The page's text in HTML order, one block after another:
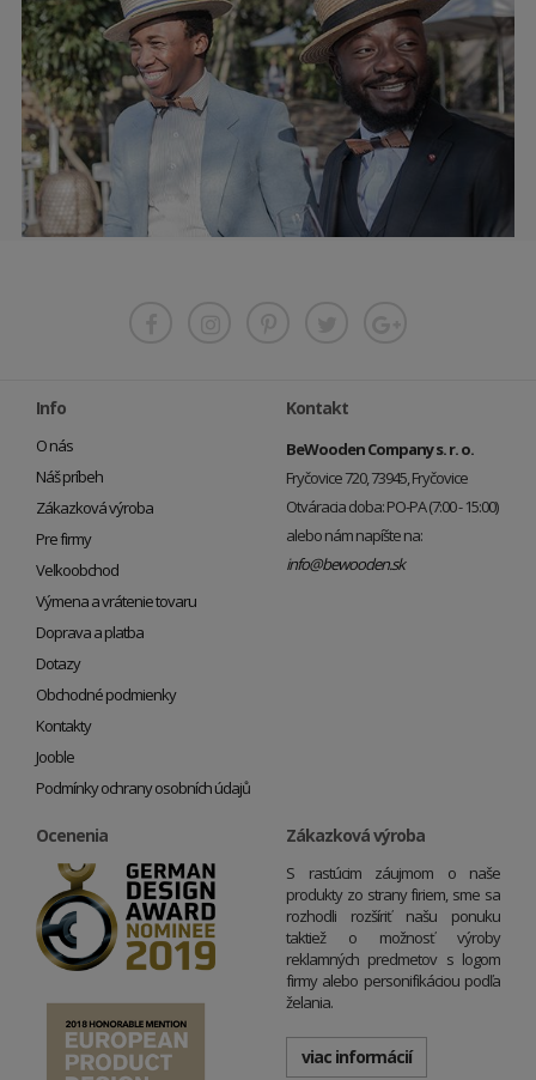
Info
O nás
Náš príbeh
Zákazková výroba
Pre firmy
Veľkoobchod
Výmena a vrátenie tovaru
Doprava a platba
Dotazy
Obchodné podmienky
Kontakty
Jooble
Podmínky ochrany osobních údajů
Kontakt
BeWooden Company s. r. o.
Fryčovice 720, 73945, Fryčovice
Otváracia doba: PO-PA (7:00 - 15:00)
alebo nám napíšte na:
info@bewooden.sk
Ocenenia Zákazková výroba
S rastúcim záujmom o naše
produkty zo strany firiem, sme sa
rozhodli rozšíriť našu ponuku
taktiež o možnosť výroby
reklamných predmetov s logom
firmy alebo personifikáciou podľa
želania.
viac informácií